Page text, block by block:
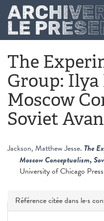
Aller au contenu principal
The
Group: Ilya
Moscow
Soviet
Jackson, Matthew Jesse. The
Moscow Conceptualism,
University of Chicago
Masquer
Référence citée dans le·s